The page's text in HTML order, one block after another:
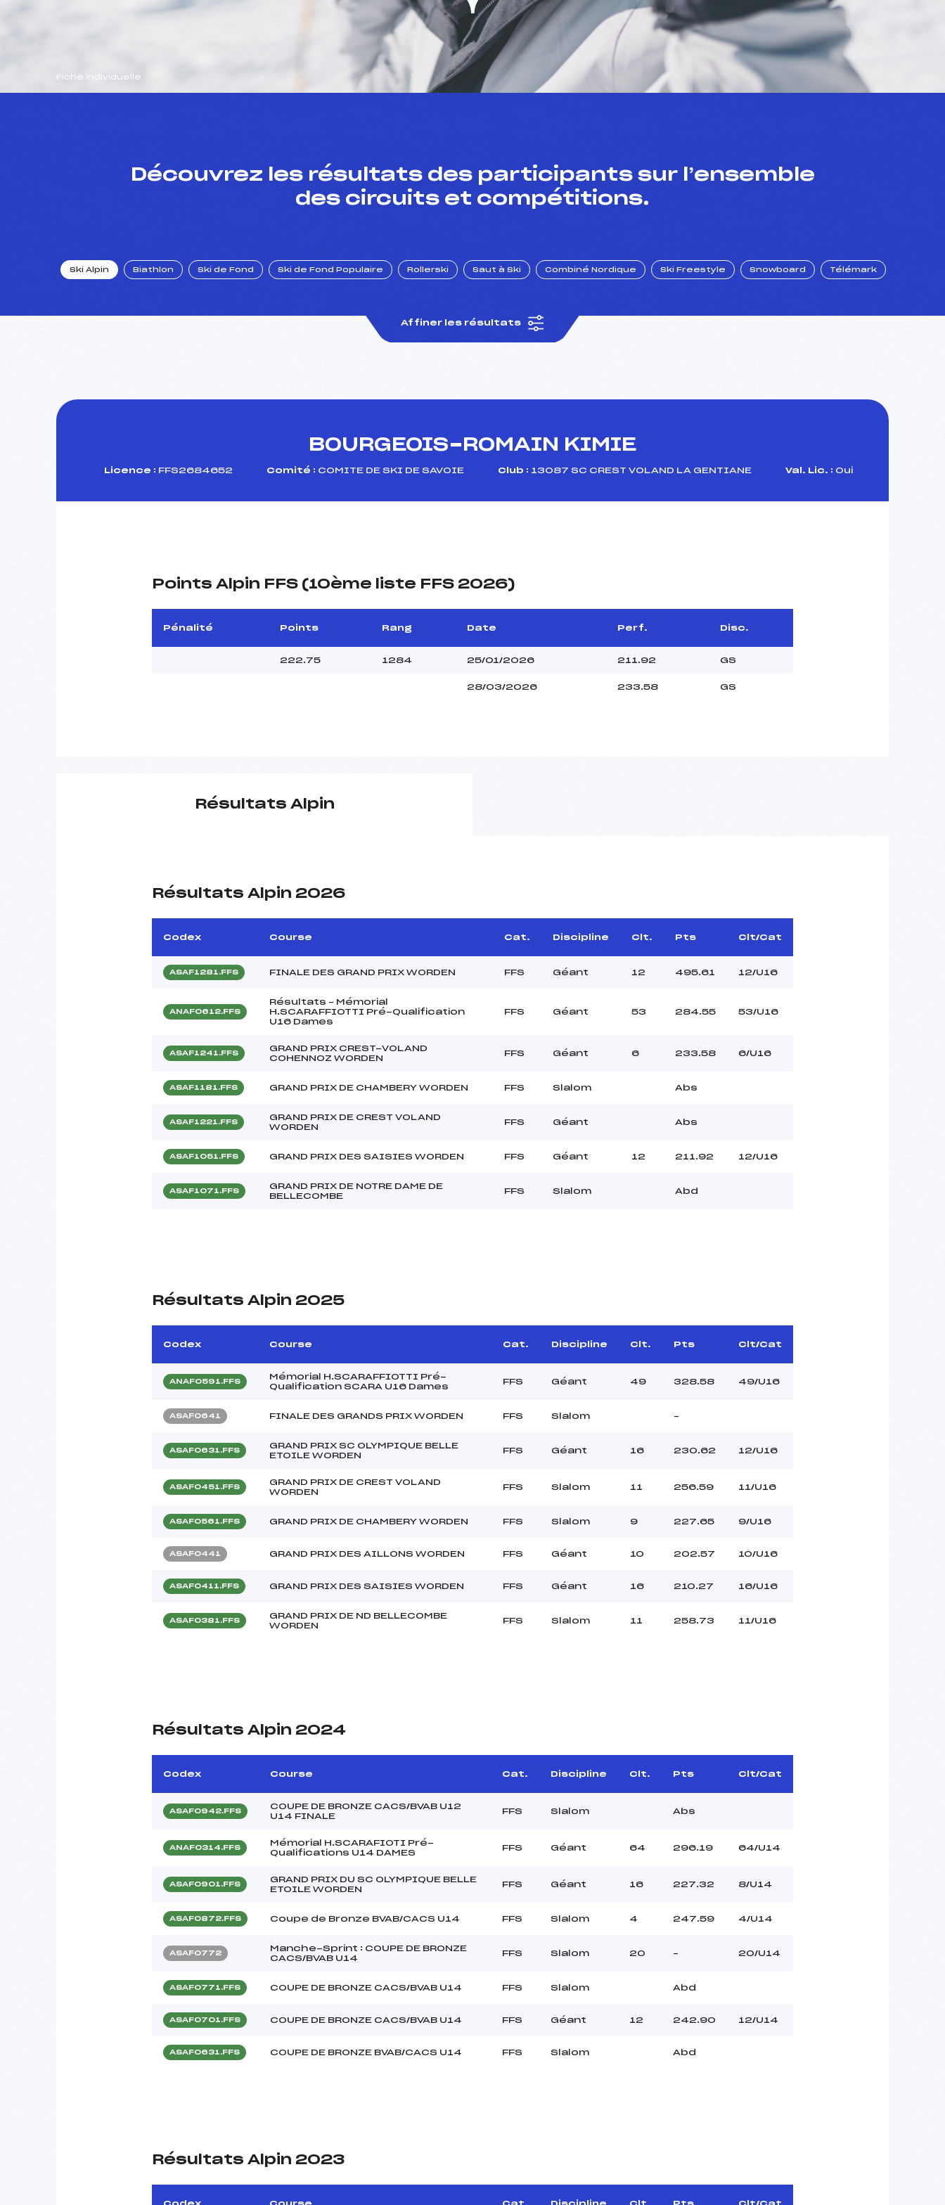
Fiche individuelle
Découvrez les résultats des participants sur l’ensemble
des circuits et compétitions.
Ski Alpin Biathlon Ski de Fond Ski de Fond Populaire Rollerski Saut à Ski Combiné Nordique Ski Freestyle Snowboard Télémark
Affiner les résultats
BOURGEOIS-ROMAIN KIMIE
Licence : FFS2684652 Comité : COMITE DE SKI DE SAVOIE Club : 13087 SC CREST VOLAND LA GENTIANE Val. Lic. : Oui
Points Alpin FFS (10ème liste FFS 2026)
Pénalité Points Rang Date Perf. Disc.
222.75 1284 25/01/2026 211.92 GS
28/03/2026 233.58 GS
Résultats Alpin
Résultats Alpin 2026
Codex Course Cat. Discipline Clt. Pts Clt/Cat
ASAF1281.FFS FINALE DES GRAND PRIX WORDEN FFS Géant 12 495.61 12/U16
ANAF0612.FFS
Résultats – Mémorial
H.SCARAFFIOTTI Pré-Qualification
U16 Dames
FFS Géant 53 284.55 53/U16
ASAF1241.FFS
GRAND PRIX CREST-VOLAND
COHENNOZ WORDEN
FFS Géant 6 233.58 6/U16
ASAF1181.FFS GRAND PRIX DE CHAMBERY WORDEN FFS Slalom Abs
ASAF1221.FFS
GRAND PRIX DE CREST VOLAND
WORDEN
FFS Géant Abs
ASAF1051.FFS GRAND PRIX DES SAISIES WORDEN FFS Géant 12 211.92 12/U16
ASAF1071.FFS
GRAND PRIX DE NOTRE DAME DE
BELLECOMBE
FFS Slalom Abd
Résultats Alpin 2025
Codex Course Cat. Discipline Clt. Pts Clt/Cat
ANAF0591.FFS
Mémorial H.SCARAFFIOTTI Pré-
Qualification SCARA U16 Dames
FFS Géant 49 328.58 49/U16
ASAF0641 FINALE DES GRANDS PRIX WORDEN FFS Slalom –
ASAF0631.FFS
GRAND PRIX SC OLYMPIQUE BELLE
ETOILE WORDEN
FFS Géant 16 230.62 12/U16
ASAF0451.FFS
GRAND PRIX DE CREST VOLAND
WORDEN
FFS Slalom 11 256.59 11/U16
ASAF0561.FFS GRAND PRIX DE CHAMBERY WORDEN FFS Slalom 9 227.65 9/U16
ASAF0441 GRAND PRIX DES AILLONS WORDEN FFS Géant 10 202.57 10/U16
ASAF0411.FFS GRAND PRIX DES SAISIES WORDEN FFS Géant 16 210.27 16/U16
ASAF0381.FFS
GRAND PRIX DE ND BELLECOMBE
WORDEN
FFS Slalom 11 258.73 11/U16
Résultats Alpin 2024
Codex Course Cat. Discipline Clt. Pts Clt/Cat
ASAF0942.FFS
COUPE DE BRONZE CACS/BVAB U12
U14 FINALE
FFS Slalom Abs
ANAF0314.FFS
Mémorial H.SCARAFIOTI Pré-
Qualifications U14 DAMES
FFS Géant 64 296.19 64/U14
ASAF0901.FFS
GRAND PRIX DU SC OLYMPIQUE BELLE
ETOILE WORDEN
FFS Géant 16 227.32 8/U14
ASAF0872.FFS Coupe de Bronze BVAB/CACS U14 FFS Slalom 4 247.59 4/U14
ASAF0772
Manche-Sprint : COUPE DE BRONZE
CACS/BVAB U14
FFS Slalom 20 – 20/U14
ASAF0771.FFS COUPE DE BRONZE CACS/BVAB U14 FFS Slalom Abd
ASAF0701.FFS COUPE DE BRONZE CACS/BVAB U14 FFS Géant 12 242.90 12/U14
ASAF0631.FFS COUPE DE BRONZE BVAB/CACS U14 FFS Slalom Abd
Résultats Alpin 2023
Codex Course Cat. Discipline Clt. Pts Clt/Cat